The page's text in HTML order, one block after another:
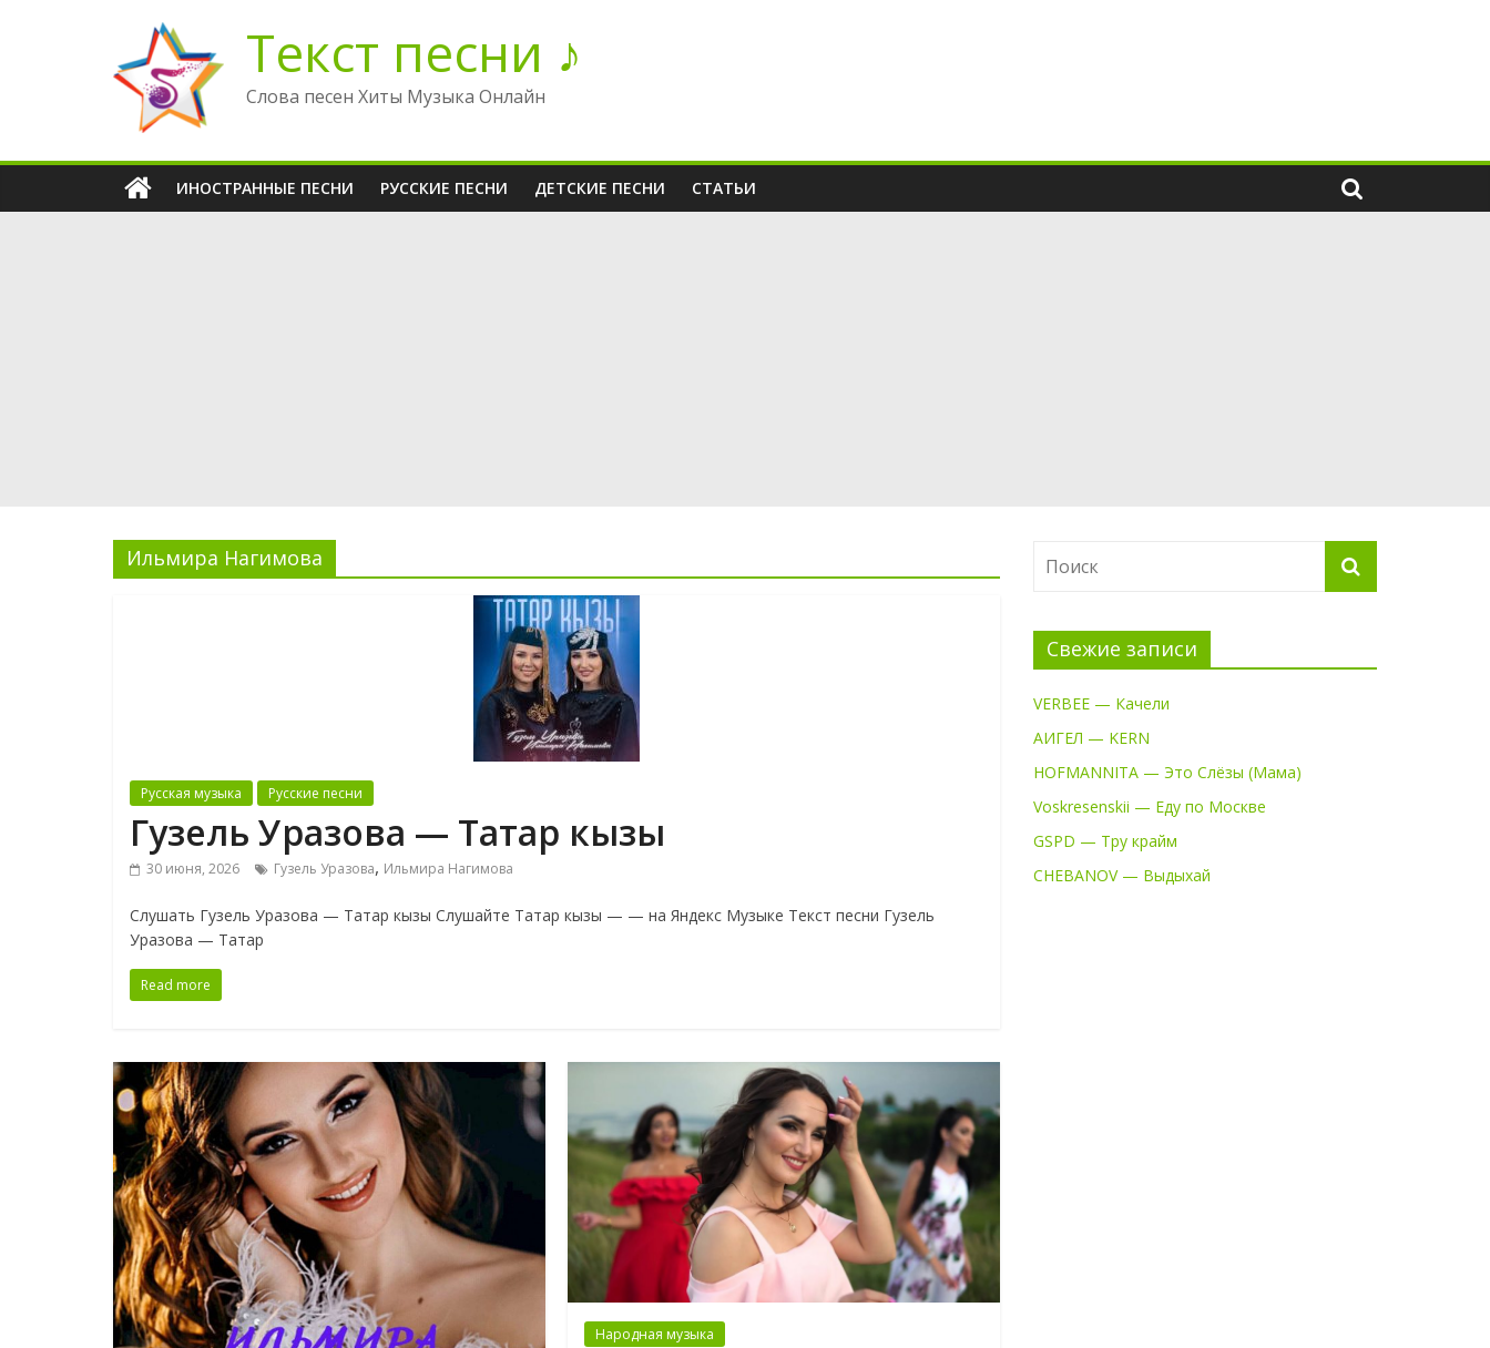
содержимому
Текст песни ♪
Слова песен Хиты Музыка Онлайн
ИНОСТРАННЫЕ ПЕСНИ РУССКИЕ ПЕСНИ ДЕТСКИЕ ПЕСНИ СТАТЬИ
Ильмира Нагимова
Русская музыка Русские песни
Гузель Уразова — Татар кызы
30 июня, 2026 Гузель Уразова, Ильмира Нагимова
Слушать Гузель Уразова — Татар кызы Слушайте Татар кызы — — на Яндекс Музыке Текст песни Гузель
Уразова — Татар
Read more
Народная музыка
Свежие записи
VERBEE — Качели
АИГЕЛ — KERN
HOFMANNITA — Это Слёзы (Мама)
Voskresenskii — Еду по Москве
GSPD — Тру крайм
CHEBANOV — Выдыхай